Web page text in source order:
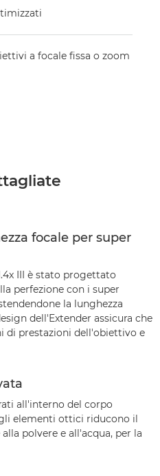
a focale fissa o zoom
focale per super
III è stato progettato
perfezione con i super
la lunghezza
dell'Extender assicura che
di prestazioni dell'obiettivo e
all'interno del corpo
elementi ottici riducono il
polvere e all'acqua, per la